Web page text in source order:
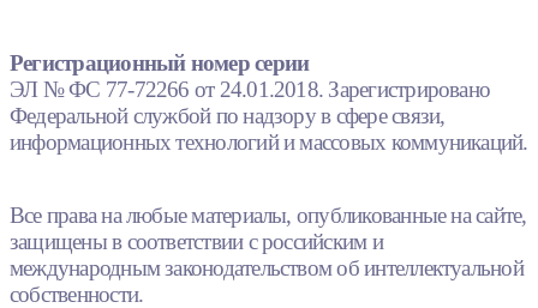
Регистрационный номер серии
ЭЛ № ФС 77-72266 от 24.01.2018. Зарегистрировано
Федеральной службой по надзору в сфере связи,
информационных технологий и массовых коммуникаций.
Все права на любые материалы, опубликованные на сайте,
защищены в соответствии с российским и
международным законодательством об интеллектуальной
собственности.